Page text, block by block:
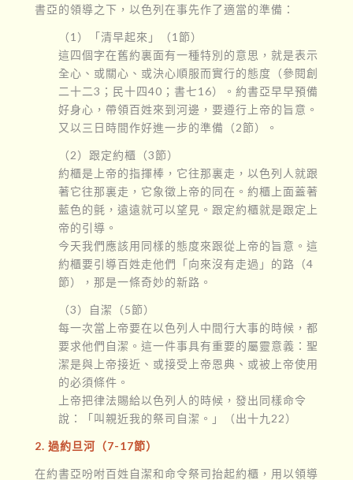
書亞的領導之下，以色列在事先作了適當的準備：
（1）「清早起來」（1節）
這四個字在舊約裏面有一種特別的意思，就是表示
全心、或關心、或決心順服而實行的態度（參閱創
二十二3；民十四40；書七16）。約書亞早早預備
好身心，帶領百姓來到河邊，要遵行上帝的旨意。
又以三日時間作好進一步的準備（2節）。
（2）跟定約櫃（3節）
約櫃是上帝的指揮棒，它往那裏走，以色列人就跟
著它往那裏走，它象徵上帝的同在。約櫃上面蓋著
藍色的氈，遠遠就可以望見。跟定約櫃就是跟定上
帝的引導。
今天我們應該用同樣的態度來跟從上帝的旨意。這
約櫃要引導百姓走他們「向來沒有走過」的路（4
節），那是一條奇妙的新路。
（3）自潔（5節）
每一次當上帝要在以色列人中間行大事的時候，都
要求他們自潔。這一件事具有重要的屬靈意義：聖
潔是與上帝接近、或接受上帝恩典、或被上帝使用
的必須條件。
上帝把律法賜給以色列人的時候，發出同樣命令
說：「叫親近我的祭司自潔。」（出十九22）
2. 過約旦河（7-17節）
在約書亞吩咐百姓自潔和命令祭司抬起約櫃，用以領導